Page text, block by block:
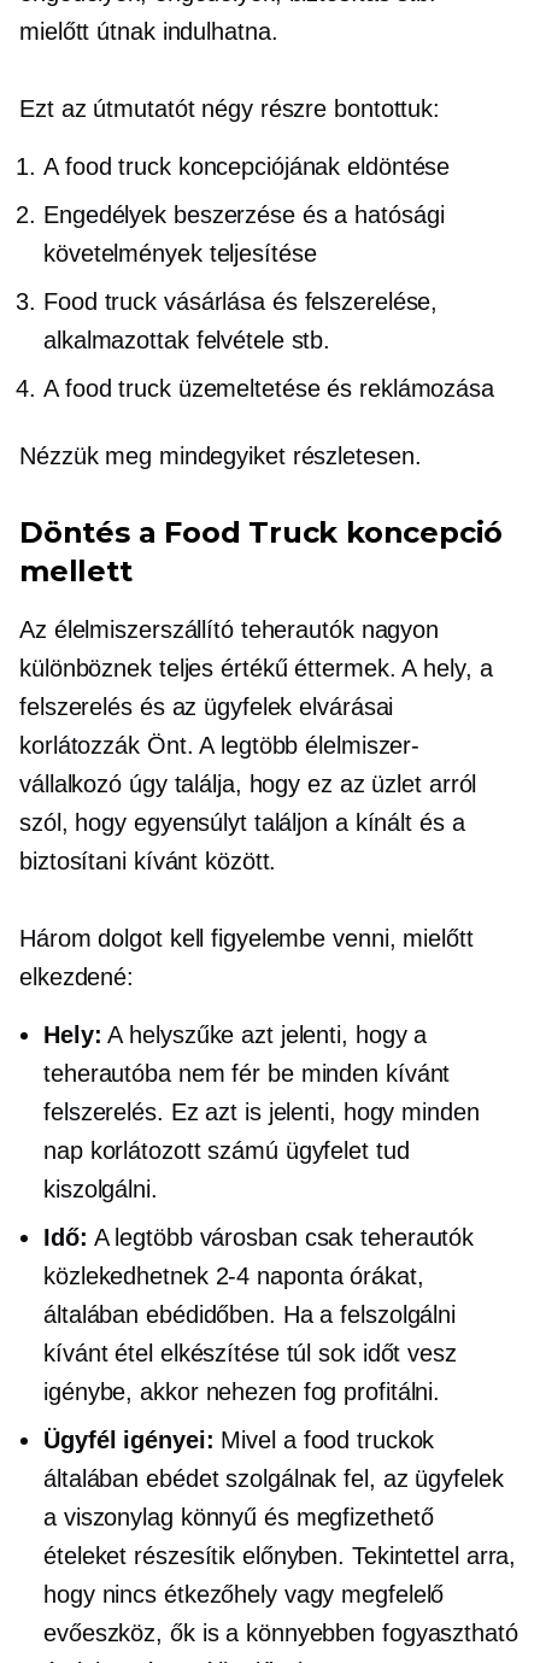
mielőtt útnak indulhatna.
Ezt az útmutatót négy részre bontottuk:
A food truck koncepciójának eldöntése
Engedélyek beszerzése és a hatósági
követelmények teljesítése
Food truck vásárlása és felszerelése,
alkalmazottak felvétele stb.
A food truck üzemeltetése és reklámozása
Nézzük meg mindegyiket részletesen.
Döntés a Food Truck koncepció
mellett
Az élelmiszerszállító teherautók nagyon
különböznek teljes értékűéttermek. A hely, a
felszerelés és az ügyfelek elvárásai
korlátozzák Önt. A legtöbb élelmiszer-
vállalkozó úgy találja, hogy ez az üzlet arról
szól, hogy egyensúlyt találjon a kínált és a
biztosítani kívánt között.
Három dolgot kell figyelembe venni, mielőtt
elkezdené:
Hely: A helyszűke azt jelenti, hogy a
teherautóba nem fér be minden kívánt
felszerelés. Ez azt is jelenti, hogy minden
nap korlátozott számú ügyfelet tud
kiszolgálni.
Idő: A legtöbb városban csak teherautók
közlekedhetnek 2-4 naponta órákat,
általában ebédidőben. Ha a felszolgálni
kívánt étel elkészítése túl sok időt vesz
igénybe, akkor nehezen fog profitálni.
Ügyfél igényei: Mivel a food truckok
általában ebédet szolgálnak fel, az ügyfelek
a viszonylag könnyű és megfizethető
ételeket részesítik előnyben. Tekintettel arra,
hogy nincs étkezőhely vagy megfelelő
evőeszköz, ők is a könnyebben fogyasztható